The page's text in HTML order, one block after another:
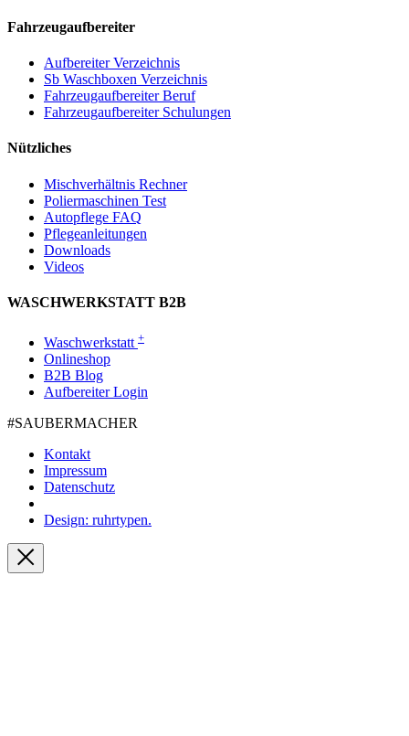
Fahrzeugaufbereiter
Aufbereiter Verzeichnis
Sb Waschboxen Verzeichnis
Fahrzeugaufbereiter Beruf
Fahrzeugaufbereiter Schulungen
Nützliches
Mischverhältnis Rechner
Poliermaschinen Test
Autopflege FAQ
Pflegeanleitungen
Downloads
Videos
WASCHWERKSTATT B2B
Waschwerkstatt +
Onlineshop
B2B Blog
Aufbereiter Login
#SAUBER­MACHER
Kontakt
Impressum
Datenschutz
Design: ruhrtypen.